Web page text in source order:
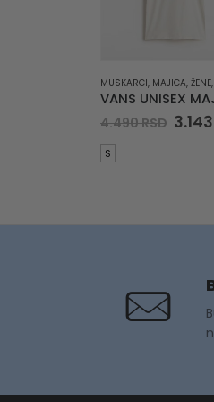
MUSKARCI, MAJICA, ŽENE,
4.490RSD 3.143
S